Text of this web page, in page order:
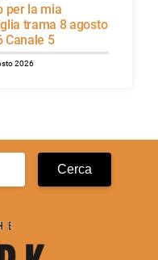
trama 8 agosto
Canale 5
2026